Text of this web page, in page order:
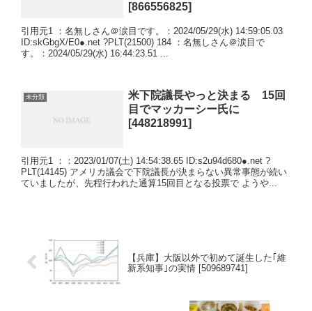
[866556825]
引用元1 ：名無しさん＠涙目です。：2024/05/29(水) 14:59:05.03
ID:skGbgX/E0●.net ?PLT(21500) 184 ：名無しさん＠涙目で
す。：2024/05/29(水) 16:44:23.51 ...
未分類
米下院議長やっと決まる 15回
目でマッカーシー氏に
[448218991]
引用元1 ：：2023/01/07(土) 14:54:38.65 ID:s2u94d680●.net ?
PLT(14145) アメリカ議会で下院議長が決まらない異常事態が続い
ていましたが、先程行われた通算15回目となる投票で ようや...
【兵庫】大阪以外で初めて誕生した｢維
新系知事｣の実情 [509689741]